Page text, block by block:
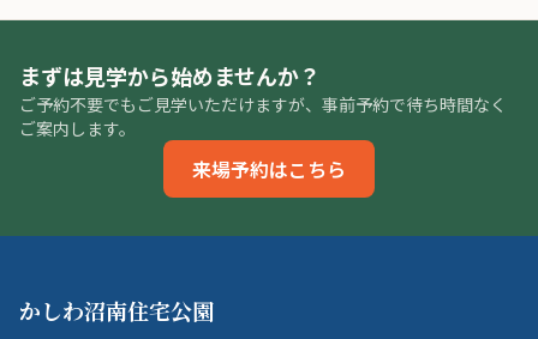
まずは見学から始めませんか？
ご予約不要でもご見学いただけますが、事前予約で待ち時間なく
ご案内します。
来場予約はこちら
かしわ沼南住宅公園